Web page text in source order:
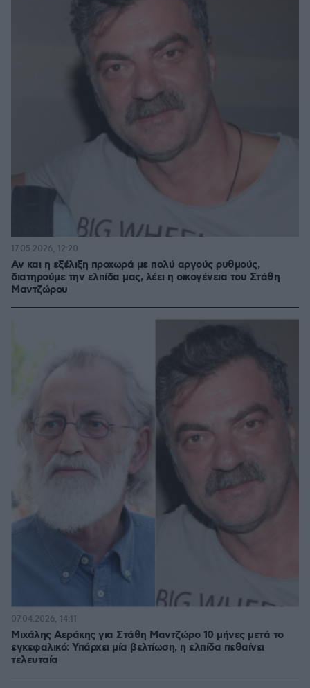
Αν και η εξέλιξη προχωρά με πολύ αργούς ρυθμούς,
διατηρούμε την ελπίδα μας, λέει η οικογένεια του Στάθη
Μαντζώρου
17.05.2026, 12:20
Μιχάλης Αεράκης για Στάθη Μαντζώρο 10 μήνες μετά το
εγκεφαλικό: Υπάρχει μία βελτίωση, η ελπίδα πεθαίνει
τελευταία
07.04.2026, 14:11